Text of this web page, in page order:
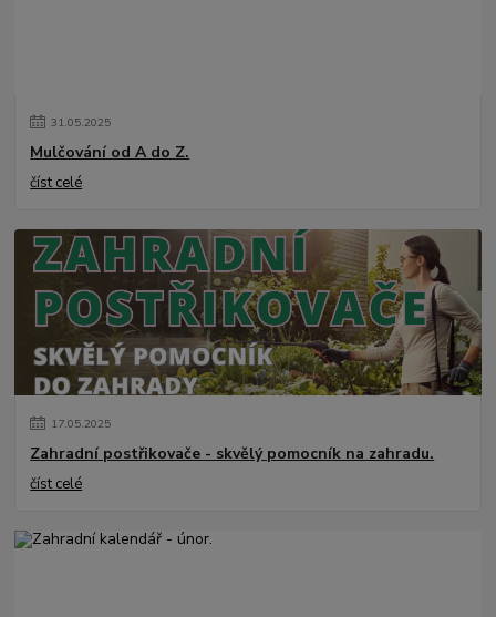
31.05.2025
Mulčování od A do Z.
číst celé
17.05.2025
Zahradní postřikovače - skvělý pomocník na zahradu.
číst celé